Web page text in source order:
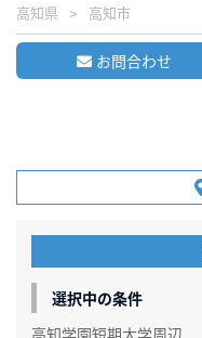
高知県 高知市
お問合わせ
選択中の条件